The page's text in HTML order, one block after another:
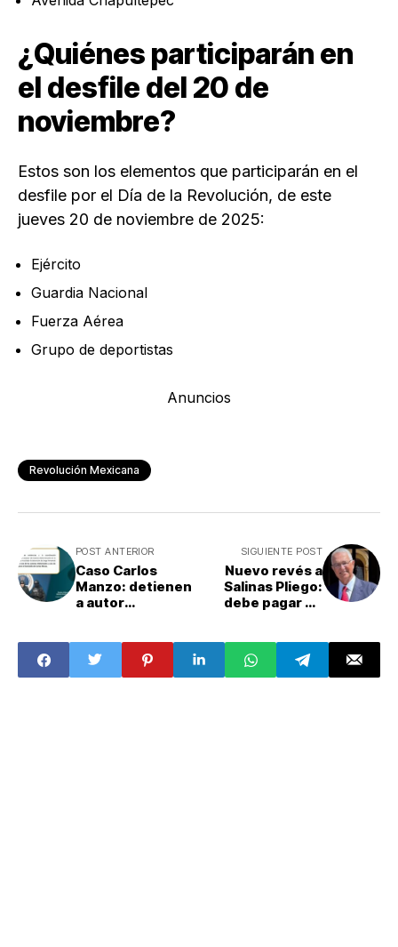
¿Quiénes participarán en
el desfile del 20 de
noviembre?
Estos son los elementos que participarán en el
desfile por el Día de la Revolución, de este
jueves 20 de noviembre de 2025:
Ejército
Guardia Nacional
Fuerza Aérea
Grupo de deportistas
Anuncios
Revolución Mexicana
POST ANTERIOR
Caso Carlos
Manzo: detienen
a autor
exedil de Uruapan
SIGUIENTE POST
Nuevo revés a
Salinas Pliego:
debe pagar 67